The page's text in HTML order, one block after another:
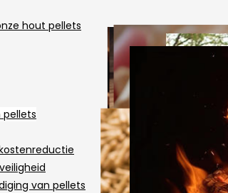
hout pellets
pellets
van pellets